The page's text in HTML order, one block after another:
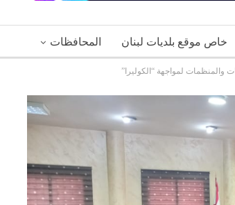
خاص موقع بلديات لبنان المحافظات
والمنظمات لمواجهة “الكوليرا”